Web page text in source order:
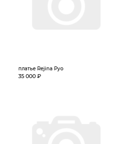
платье Rejina Pyo
35 000 ₽